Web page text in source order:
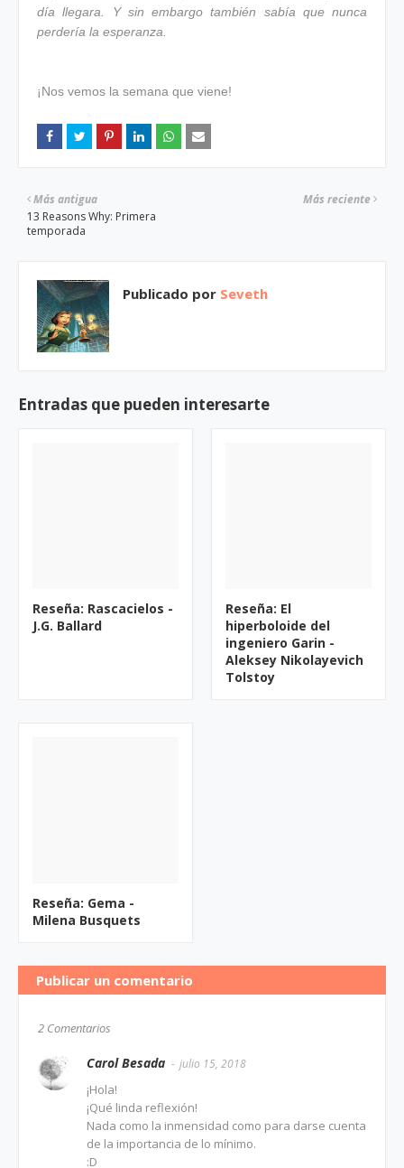
día llegara. Y sin embargo también sabía que nunca
perdería la esperanza.
¡Nos vemos la semana que viene!
Más reciente
Más antigua
13 Reasons Why: Primera
temporada
Publicado por Seveth
Entradas que pueden interesarte
Reseña: Rascacielos -
J.G. Ballard
Reseña: El
hiperboloide del
ingeniero Garin -
Aleksey Nikolayevich
Tolstoy
Reseña: Gema -
Milena Busquets
Publicar un comentario
2 Comentarios
Carol Besada julio 15, 2018
¡Hola!
¡Qué linda reflexión!
Nada como la inmensidad como para darse cuenta
de la importancia de lo mínimo.
:D